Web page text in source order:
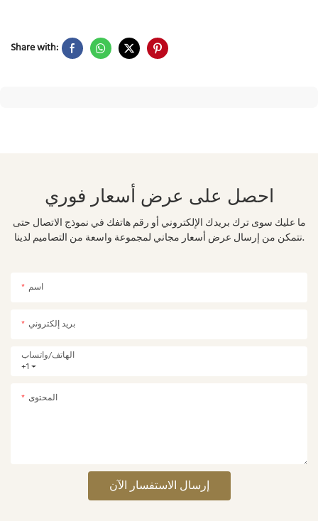
Share with:
احصل على عرض أسعار فوري
ما عليك سوى ترك بريدك الإلكتروني أو رقم هاتفك في نموذج الاتصال حتى
نتمكن من إرسال عرض أسعار مجاني لمجموعة واسعة من التصاميم لدينا.
اسم
بريد إلكتروني
+1
الهاتف/واتساب
المحتوى
إرسال الاستفسار الآن